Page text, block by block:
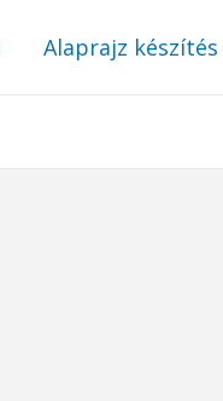
Alaprajz készítés